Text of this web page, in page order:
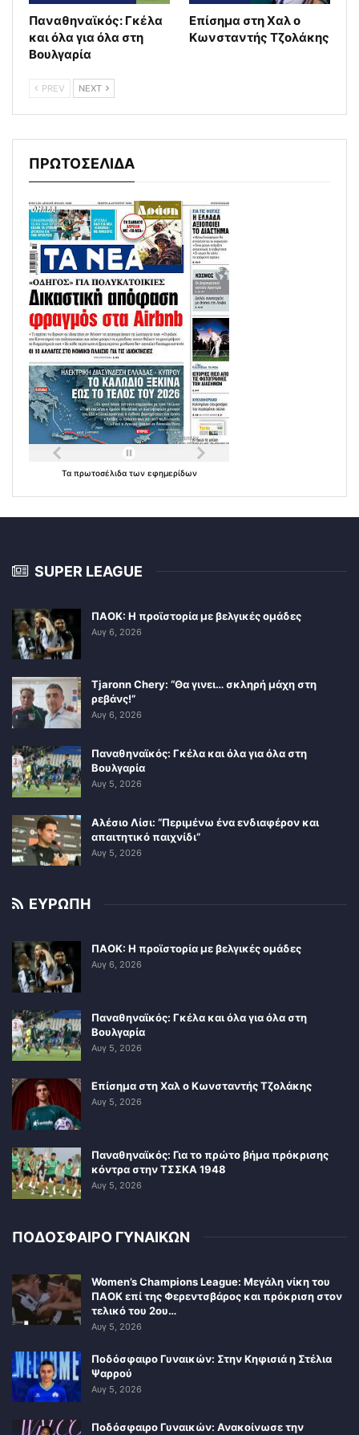
Παναθηναϊκός: Γκέλα
και όλα για όλα στη
Βουλγαρία
Επίσημα στη Χαλ ο
Κωνσταντής Τζολάκης
PREV NEXT
ΠΡΩΤΟΣΕΛΙΔΑ
Τα πρωτοσέλιδα των εφημερίδων
SUPER LEAGUE
ΠΑΟΚ: Η προϊστορία με βελγικές ομάδες
Αυγ 6, 2026
Tjaronn Chery: “Θα γινει… σκληρή μάχη στη
ρεβάνς!”
Αυγ 6, 2026
Παναθηναϊκός: Γκέλα και όλα για όλα στη
Βουλγαρία
Αυγ 5, 2026
Αλέσιο Λίσι: “Περιμένω ένα ενδιαφέρον και
απαιτητικό παιχνίδι”
Αυγ 5, 2026
ΕΥΡΩΠΗ
ΠΑΟΚ: Η προϊστορία με βελγικές ομάδες
Αυγ 6, 2026
Παναθηναϊκός: Γκέλα και όλα για όλα στη
Βουλγαρία
Αυγ 5, 2026
Επίσημα στη Χαλ ο Κωνσταντής Τζολάκης
Αυγ 5, 2026
Παναθηναϊκός: Για το πρώτο βήμα πρόκρισης
κόντρα στην ΤΣΣΚΑ 1948
Αυγ 5, 2026
ΠΟΔΟΣΦΑΙΡΟ ΓΥΝΑΙΚΩΝ
Women’s Champions League: Μεγάλη νίκη του
ΠΑΟΚ επί της Φερεντσβάρος και πρόκριση στον
τελικό του 2ου…
Αυγ 5, 2026
Ποδόσφαιρο Γυναικών: Στην Κηφισιά η Στέλια
Ψαρρού
Αυγ 5, 2026
Ποδόσφαιρο Γυναικών: Ανακοίνωσε την